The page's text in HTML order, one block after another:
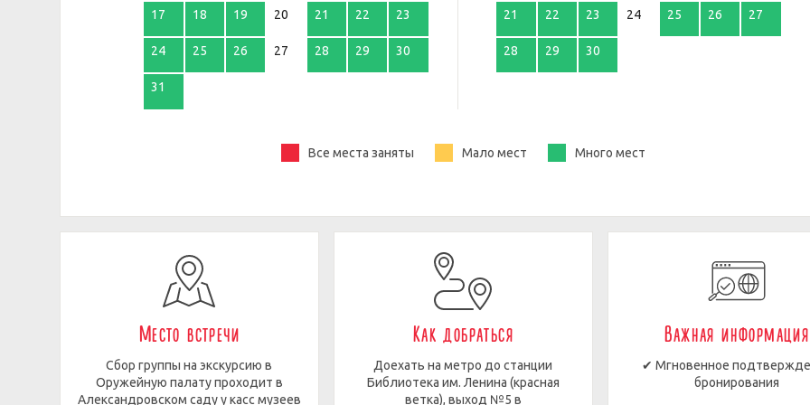
17 18 19 20 21 22 23
24 25 26 27 28 29 30
31
21 22 23 24 25 26 27
28 29 30
Все места заняты Мало мест Много мест
Место встречи
Сбор группы на экскурсию в
Оружейную палату проходит в
Александровском саду у касс музеев
Как добраться
Доехать на метро до станции
Библиотека им. Ленина (красная
ветка), выход №5 в
Важная информация
✔ Мгновенное
бронирования